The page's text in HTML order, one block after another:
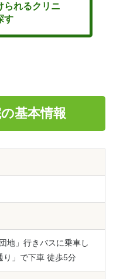
られるクリニ
す
基本情報
地」行きバスに乗車し
り」で下車 徒歩5分